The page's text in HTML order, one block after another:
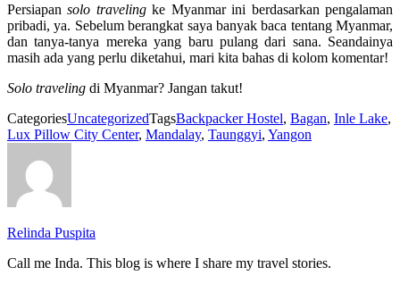
Persiapansolo travelingke Myanmar ini berdasarkan pengalaman
pribadi, ya. Sebelum berangkat saya banyak baca tentang Myanmar,
dan tanya-tanya mereka yang baru pulang dari sana. Seandainya
masih ada yang perlu diketahui, mari kita bahas di kolom komentar!
Solo traveling di Myanmar? Jangan takut!
CategoriesUncategorizedTagsBackpacker Hostel, Bagan, Inle Lake,
Lux Pillow City Center, Mandalay, Taunggyi, Yangon
Relinda Puspita
Call me Inda. This blog is where I share my travel stories.